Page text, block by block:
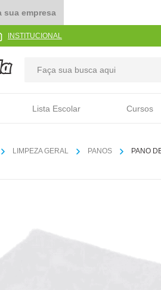
sua empresa
INSTITUCIONAL
Lista Escolar Cursos
LIMPEZA GERAL PANOS PANO
MAIS BUSCADOS